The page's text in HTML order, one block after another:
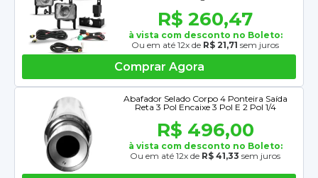
R$ 260,47
à vista com desconto no Boleto:
Ou em até 12x de R$ 21,71 sem juros
Comprar Agora
Abafador Selado Corpo 4 Ponteira Saída
Reta 3 Pol Encaixe 3 Pol E 2 Pol 1/4
R$ 496,00
à vista com desconto no Boleto:
Ou em até 12x de R$ 41,33 sem juros